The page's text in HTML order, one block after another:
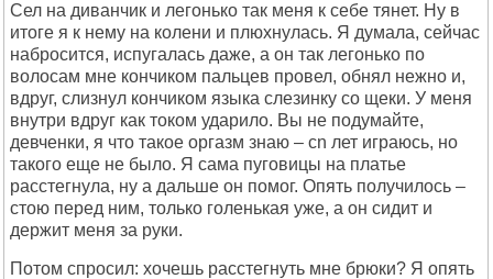
Сел на диванчик и легонько так меня к себе тянет. Ну в
итоге я к нему на колени и плюхнулась. Я думала, сейчас
набросится, испугалась даже, а он так легонько по
волосам мне кончиком пальцев провел, обнял нежно и,
вдруг, слизнул кончиком языка слезинку со щеки. У меня
внутри вдруг как током ударило. Вы не подумайте,
девченки, я что такое оргазм знаю – сn лет играюсь, но
такого еще не было. Я сама пуговицы на платье
расстегнула, ну а дальше он помог. Опять получилось –
стою перед ним, только голенькая уже, а он сидит и
держит меня за руки.
Потом спросил: хочешь расстегнуть мне брюки? Я опять